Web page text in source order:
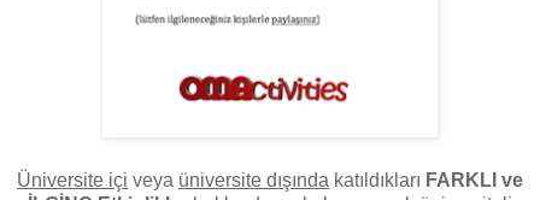
Üniversite içi veya üniversite dışında katıldıkları FARKLI ve